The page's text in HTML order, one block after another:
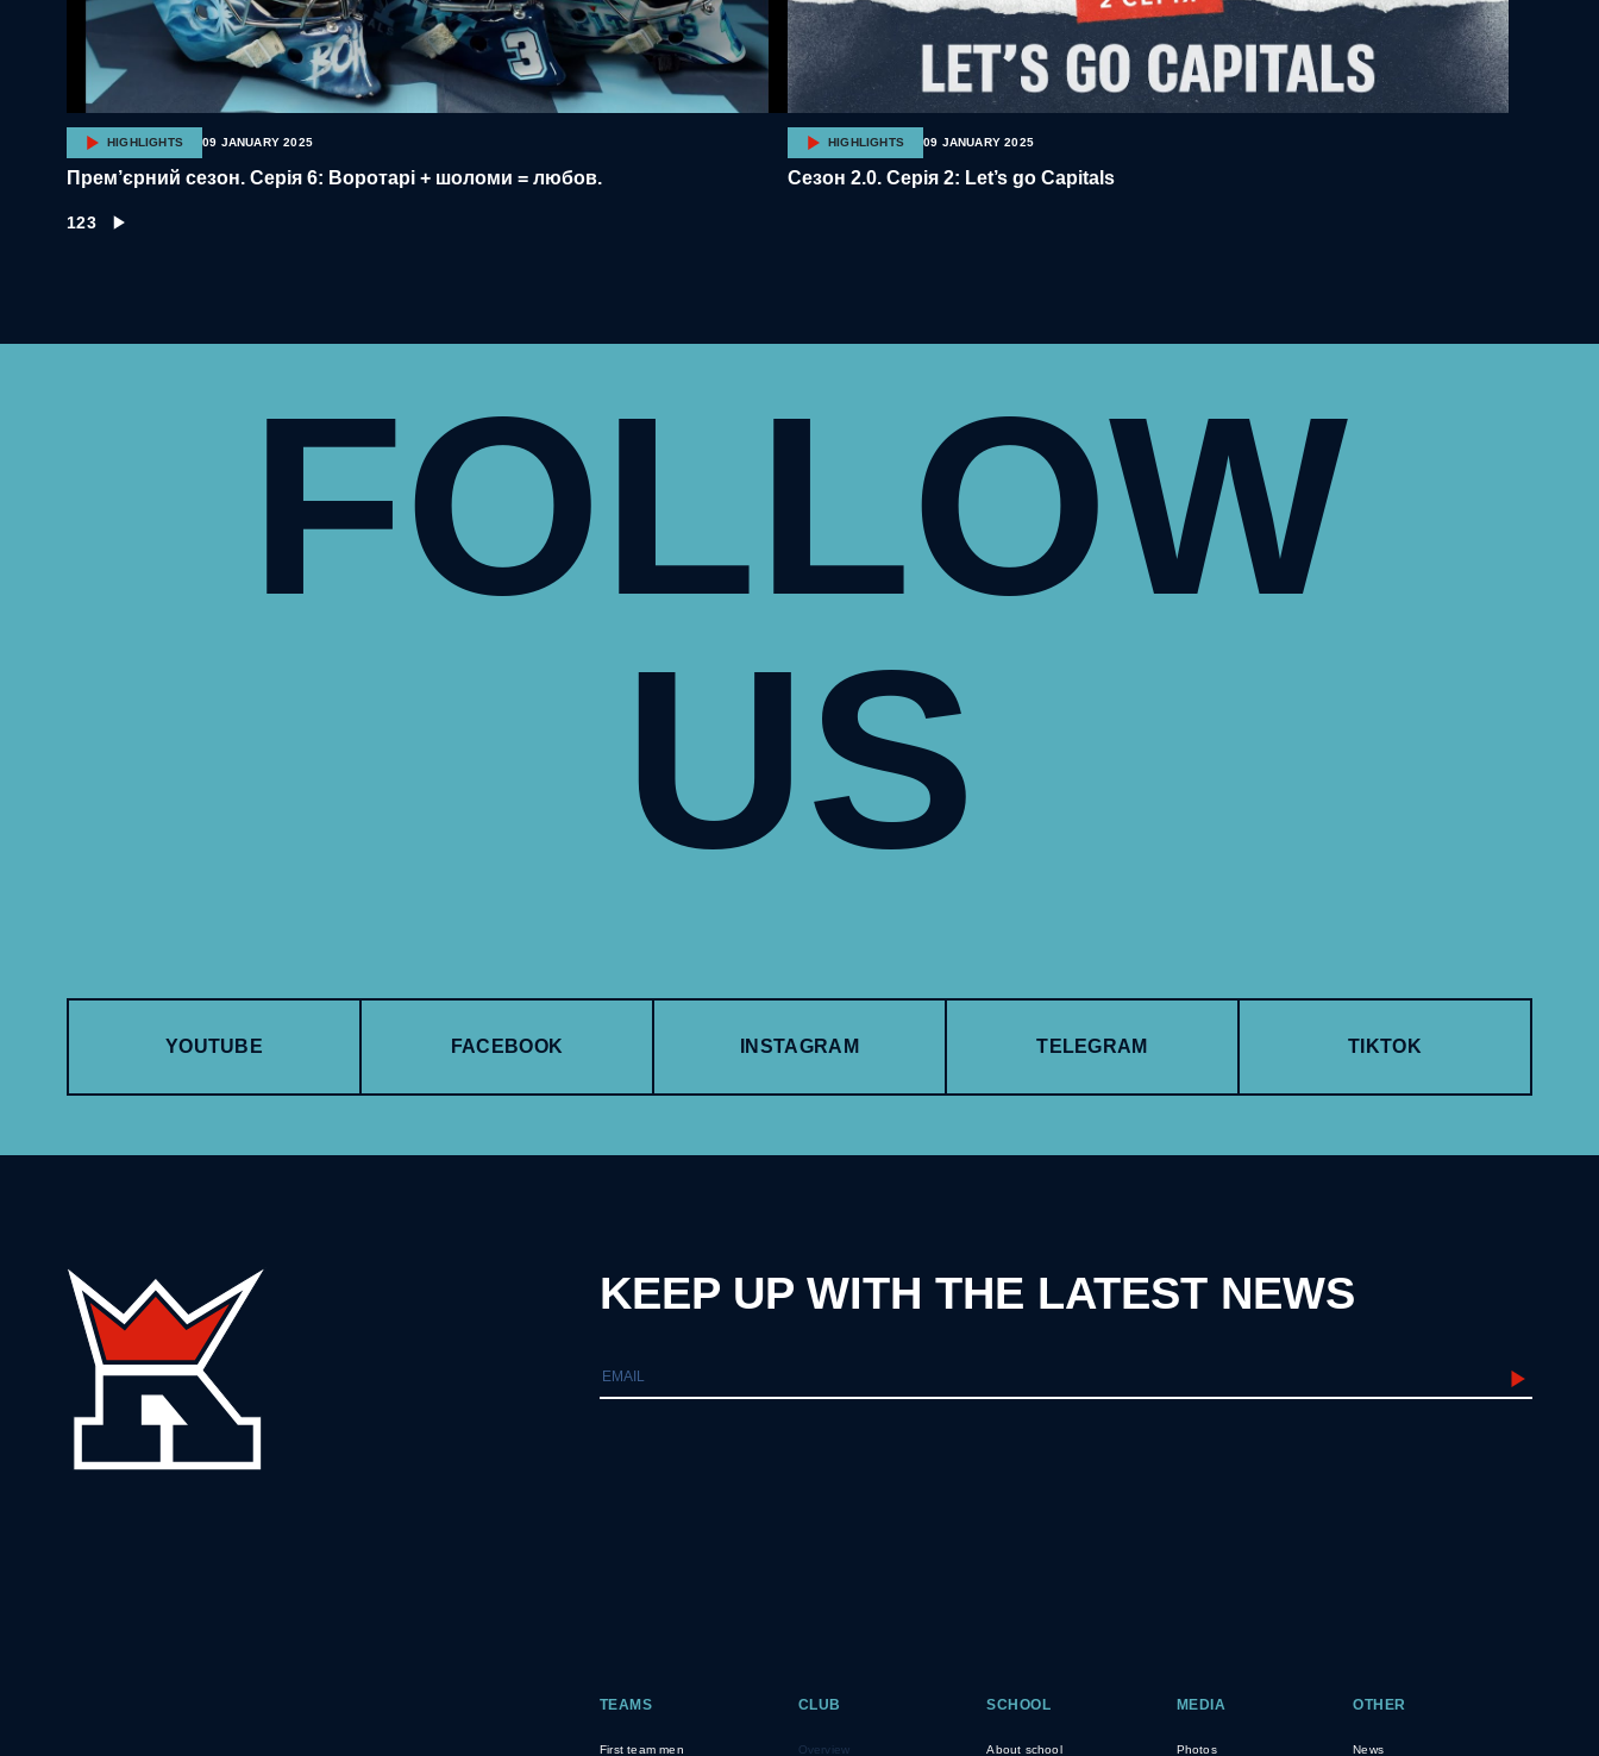
HIGHLIGHTS 09 JANUARY 2025
Прем’єрний сезон. Серія 6: Воротарі + шоломи = любов.
HIGHLIGHTS 09 JANUARY 2025
Сезон 2.0. Серія 2: Let’s go Capitals
123
FOLLOW
US
YOUTUBE FACEBOOK INSTAGRAM TELEGRAM TIKTOK
KEEP UP WITH THE LATEST NEWS
TEAMS
First team men
CLUB
Overview
SCHOOL
About school
MEDIA
Photos
OTHER
News